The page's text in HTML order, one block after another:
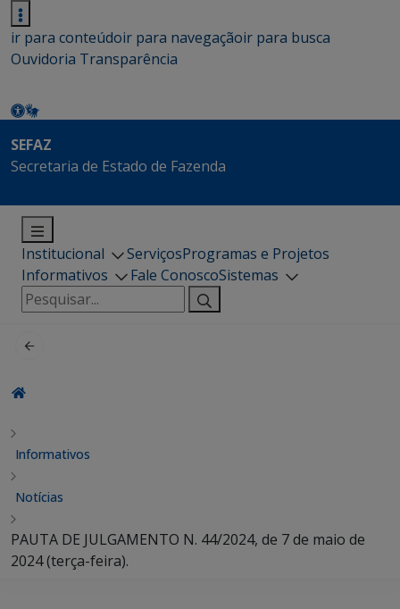
ir para conteúdoir para navegaçãoir para busca
Ouvidoria Transparência
SEFAZ
Secretaria de Estado de Fazenda
Institucional ServiçosProgramas e Projetos
Informativos
Fale ConoscoSistemas
Pesquisar
por:
Informativos
Notícias
PAUTA DE JULGAMENTO N. 44/2024, de 7 de maio de
2024 (terça-feira).